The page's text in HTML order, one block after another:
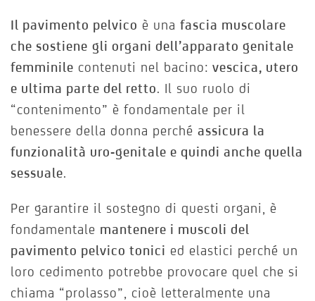
Il pavimento pelvico è una fascia muscolare
che sostiene gli organi dell’apparato genitale
femminile contenuti nel bacino: vescica, utero
e ultima parte del retto. Il suo ruolo di
“contenimento” è fondamentale per il
benessere della donna perché assicura la
funzionalità uro-genitale e quindi anche quella
sessuale.
Per garantire il sostegno di questi organi, è
fondamentale mantenere i muscoli del
pavimento pelvico tonici ed elastici perché un
loro cedimento potrebbe provocare quel che si
chiama “prolasso”, cioè letteralmente una